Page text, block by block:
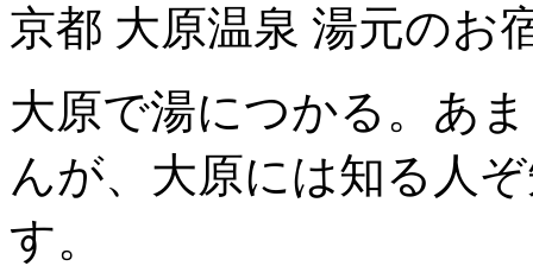
京都 大原温泉 湯元の
大原で湯につかる。あ
んが、大原には知る人
す。